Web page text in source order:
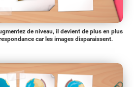
de niveau, il devient de plus en plus
car les images disparaissent.